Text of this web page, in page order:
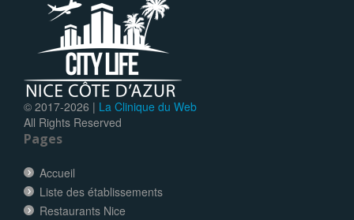
© 2017-2026 | La Clinique du Web
All Rights Reserved
Pages
Accueil
Liste des établissements
Restaurants Nice